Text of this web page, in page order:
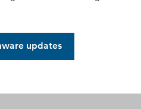
updates